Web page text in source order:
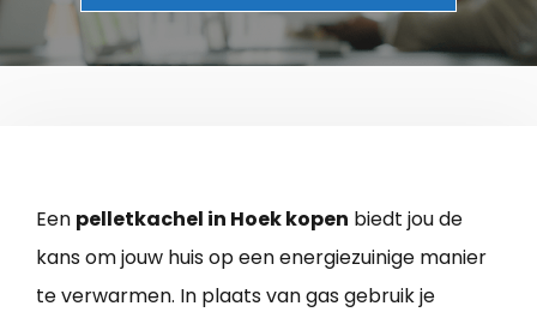
Een pelletkachel in Hoek kopen biedt jou de
kans om jouw huis op een energiezuinige manier
te verwarmen. In plaats van gas gebruik je